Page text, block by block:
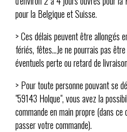
pour la Belgique et Suisse.
> Ces délais peuvent être allongés
fériés, fêtes...Je ne pourrais pas
éventuels perte ou retard de
> Pour toute personne pouvant se
"59143 Holque", vous avez la
commande en main propre (dans
passer votre commande).